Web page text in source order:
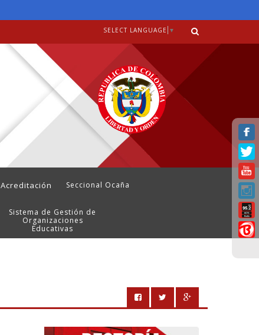
SELECT LANGUAGE ▼
Acreditación Seccional Ocaña
Sistema de Gestión de
Organizaciones
Educativas